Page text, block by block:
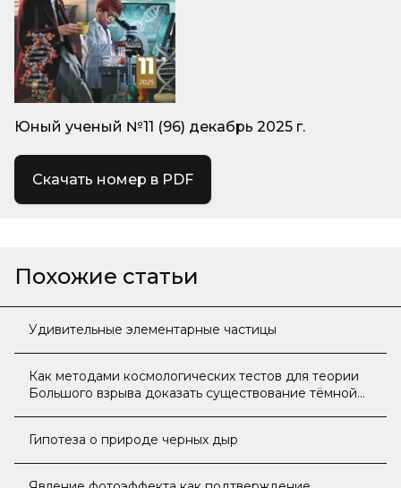
Юный ученый №11 (96) декабрь 2025 г.
Скачать номер в PDF
Похожие статьи
Удивительные элементарные частицы
Как методами космологических тестов для теории
Большого взрыва доказать существование тëмной
Гипотеза о природе черных дыр